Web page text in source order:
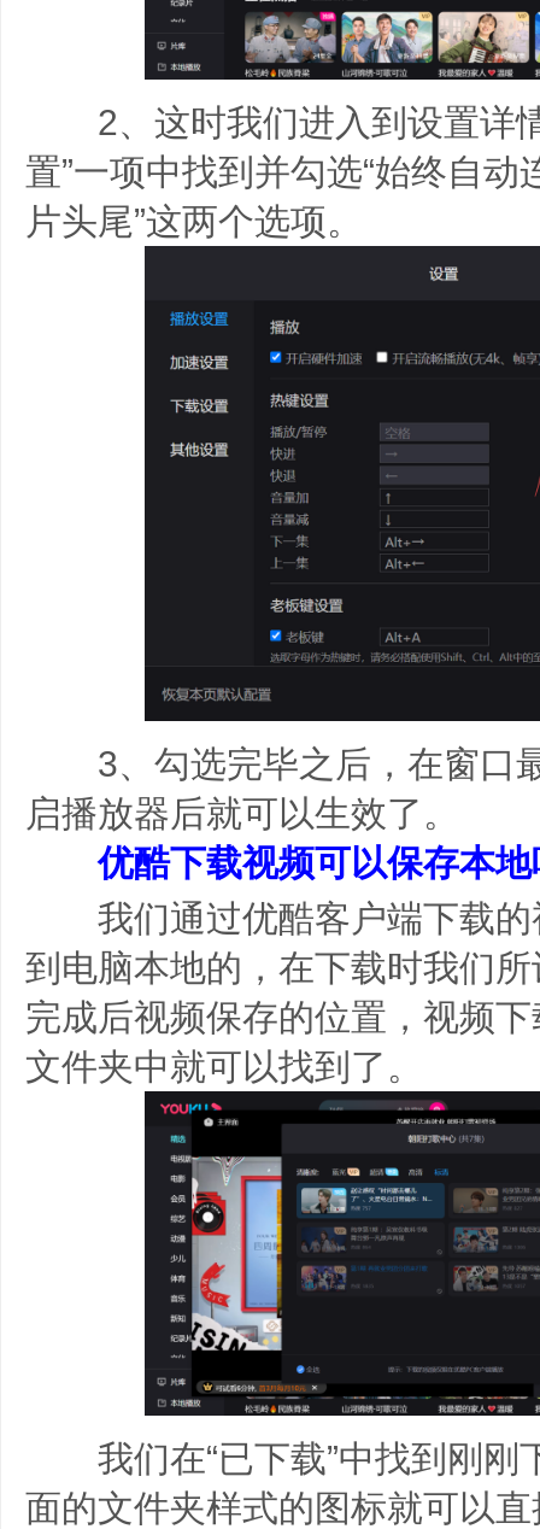
2、这时我们进入到设置详
置”一项中找到并勾选“始终自动
片头尾”这两个选项。
3、勾选完毕之后，在窗口最
启播放器后就可以生效了。
优酷下载视频可以保存本地
我们通过优酷客户端下载的
到电脑本地的，在下载时我们
完成后视频保存的位置，视频
文件夹中就可以找到了。
我们在“已下载”中找到刚刚
面的文件夹样式的图标就可以